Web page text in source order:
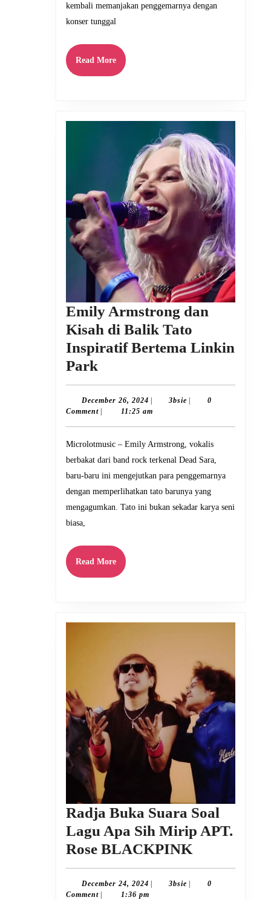
Tahun
2024
kembali memanjakan penggemarnya dengan
konser tunggal
Read MoreRead
More
Emily Armstrong dan
Kisah di Balik Tato
Inspiratif Bertema Linkin
Park
Armstrong
dan
Kisah
Balik
Tato
Inspiratif
Bertema
Park
December 26, 2024 December
26,
3bsie 3bsie0
Comment
11:25 am
Microlotmusic – Emily Armstrong, vokalis
berbakat dari band rock terkenal Dead Sara,
baru-baru ini mengejutkan para penggemarnya
dengan memperlihatkan tato barunya yang
mengagumkan. Tato ini bukan sekadar karya seni
biasa,
Read MoreRead
More
Radja Buka Suara Soal
Lagu Apa Sih Mirip APT.
Rose BLACKPINK
Buka
Suara
December 24, 2024 December
3bsie 3bsie0
Comment
1:36 pm